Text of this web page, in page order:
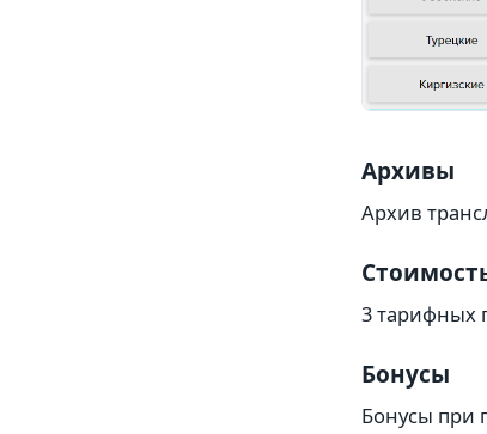
Архивы
Архив
3 тарифных
Бонусы
Бонусы при